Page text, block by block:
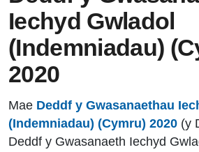
Iechyd Gwladol
(Indemniadau)
2020
Mae Deddf y Gwasanaethau
(Indemniadau) (Cymru) 2020 (y
Deddf y Gwasanaeth Iechyd